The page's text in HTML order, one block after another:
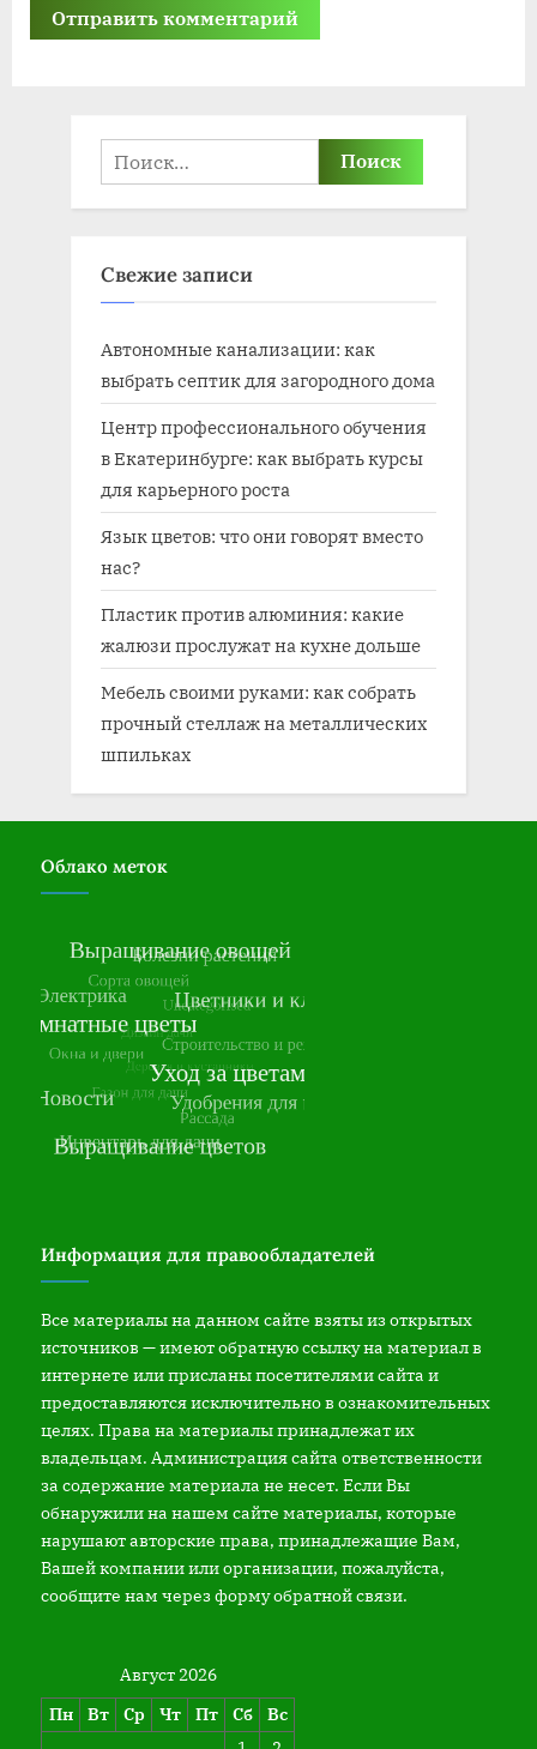
Найти:
Свежие записи
Автономные канализации: как
выбрать септик для загородного дома
Центр профессионального обучения
в Екатеринбурге: как выбрать курсы
для карьерного роста
Язык цветов: что они говорят вместо
нас?
Пластик против алюминия: какие
жалюзи прослужат на кухне дольше
Мебель своими руками: как собрать
прочный стеллаж на металлических
шпильках
Облако меток
Информация для правообладателей
Все материалы на данном сайте взяты из открытых
источников — имеют обратную ссылку на материал в
интернете или присланы посетителями сайта и
предоставляются исключительно в ознакомительных
целях. Права на материалы принадлежат их
владельцам. Администрация сайта ответственности
за содержание материала не несет. Если Вы
обнаружили на нашем сайте материалы, которые
нарушают авторские права, принадлежащие Вам,
Вашей компании или организации, пожалуйста,
сообщите нам через форму обратной связи.
Август 2026
Пн
Вт Ср Чт Пт Сб
Вс